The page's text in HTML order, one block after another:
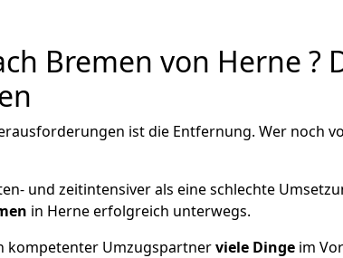
Bremen von Herne
ist die Entfernung. Wer noch
und zeitintensiver als eine schlechte
in Herne erfolgreich unterwegs.
kompetenter Umzugspartnerviele Dinge im